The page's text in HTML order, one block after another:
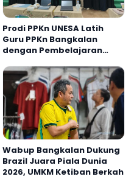
Prodi PPKn UNESA Latih
Guru PPKn Bangkalan
dengan Pembelajaran
Wabup Bangkalan Dukung
Brazil Juara Piala Dunia
2026, UMKM Ketiban Berkah